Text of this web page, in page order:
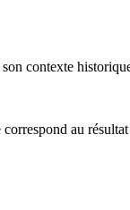
contexte
au